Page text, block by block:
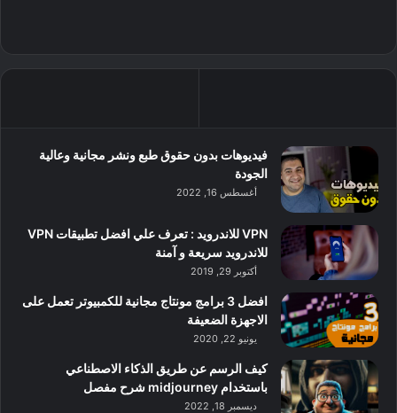
فيديوهات بدون حقوق طبع ونشر مجانية وعالية
الجودة
أغسطس 16, 2022
VPN للاندرويد : تعرف علي افضل تطبيقات VPN
للاندرويد سريعة و آمنة
أكتوبر 29, 2019
افضل 3 برامج مونتاج مجانية للكمبيوتر تعمل على
الاجهزة الضعيفة
يونيو 22, 2020
كيف الرسم عن طريق الذكاء الاصطناعي
باستخدام midjourney شرح مفصل
ديسمبر 18, 2022